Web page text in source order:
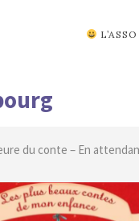
L’ASSO
du conte – En